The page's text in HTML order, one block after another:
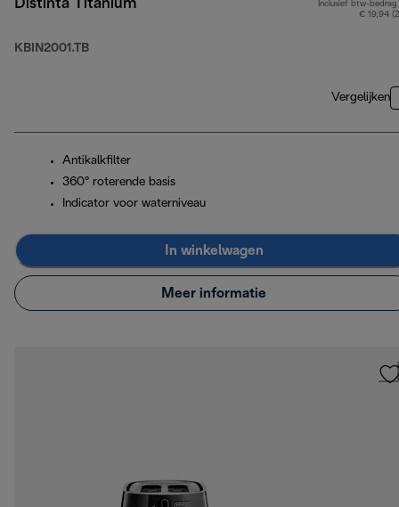
Distinta Titanium
KBIN2001.TB
Inclusief btw-bedrag
€ 19,94
Vergelijken
Antikalkfilter
360° roterende basis
Indicator voor waterniveau
In winkelwagen
Meer informatie